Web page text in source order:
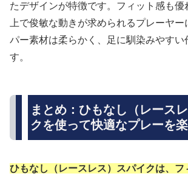
たデザインが特徴です。フィット感も優
上で俊敏な動きが求められるプレーヤ
パー素材は柔らかく、足に馴染みやすい
す。
まとめ：ひもなし（レース
クを使って快適なプレーを楽
ひもなし（レースレス）スパイクは、フ